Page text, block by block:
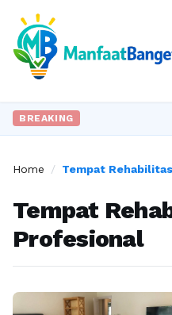
BREAKING
Home / Tempat
Tempat
Profesional